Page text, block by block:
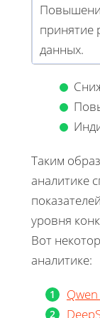
принятие
данных.
Таким
аналитике
уровня
Вот
аналитике: